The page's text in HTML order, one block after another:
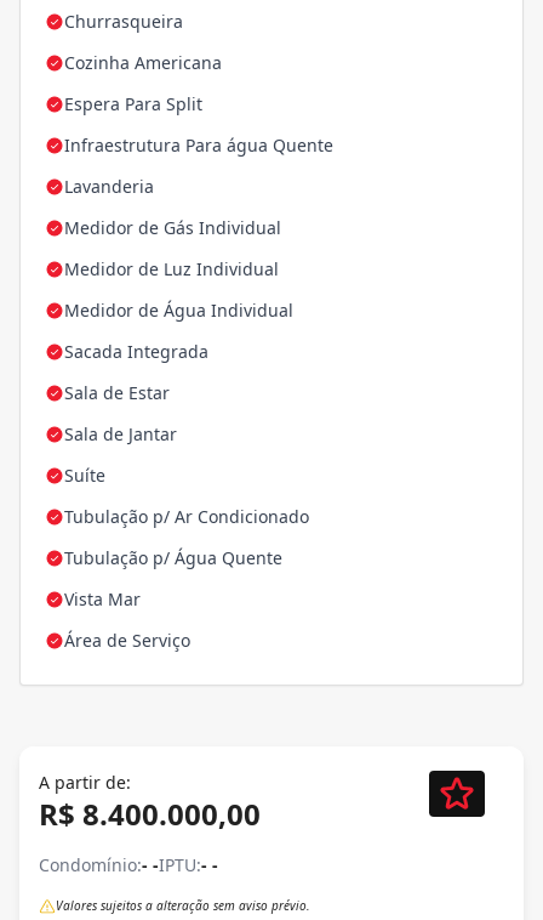
Churrasqueira
Cozinha Americana
Espera Para Split
Infraestrutura Para água Quente
Lavanderia
Medidor de Gás Individual
Medidor de Luz Individual
Medidor de Água Individual
Sacada Integrada
Sala de Estar
Sala de Jantar
Suíte
Tubulação p/ Ar Condicionado
Tubulação p/ Água Quente
Vista Mar
Área de Serviço
A partir de:
R$ 8.400.000,00
Condomínio:- -IPTU:- -
Valores sujeitos a alteração sem aviso prévio.